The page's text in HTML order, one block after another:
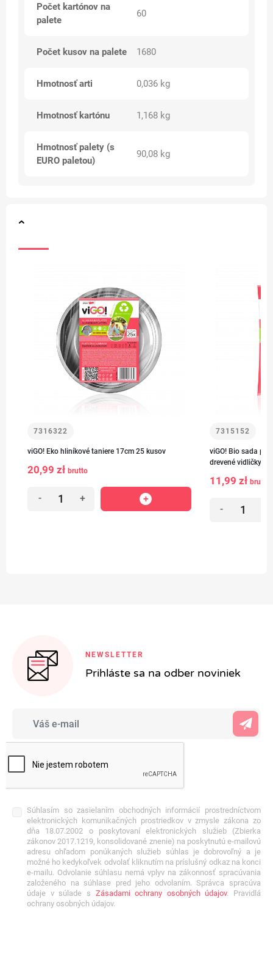
Počet kartónov na
palete
60
Počet kusov na palete 1680
Hmotnosť arti 0,036 kg
Hmotnosť kartónu 1,168 kg
Hmotnosť palety (s
EURO paletou)
90,08 kg
7316322
viGO! Eko hliníkové taniere 17cm 25 kusov
20,99 zł brutto
- +
7315152
viGO! Bio sada
drevené vidličky
11,99 zł brutto
-
NEWSLETTER
Prihláste sa na odber noviniek
Súhlasím so zasielaním obchodných informácií prostredníctvom
elektronických komunikačných prostriedkov v zmysle zákona zo
dňa 18.07.2002 o poskytovaní elektronických služieb (Zbierka
zákonov 2017.1219, konsolidované znenie) na poskytnutú e-mailovú
adresu ohľadom ponúkaných služieb súhlas je dobrovoľný a je
možné ho kedykoľvek odvolať kliknutím na príslušný odkaz na konci
e-mailu. Odvolanie súhlasu nemá vplyv na zákonnosť spracúvania
založeného na súhlase pred jeho odvolaním. Správca spracúva
údaje v súlade s Zásadami ochrany osobných údajov. Pravidlá
ochrany osobných údajov.